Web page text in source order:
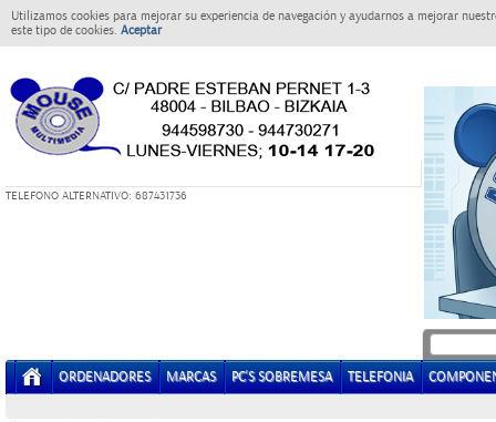
Utilizamos cookies para mejorar su experiencia de navegación y ayudarnos a mejorar
este tipo de cookies. Aceptar
TELEFONO ALTERNATIVO: 687431736
ORDENADORES MARCAS PC'S SOBREMESA TELEFONIA